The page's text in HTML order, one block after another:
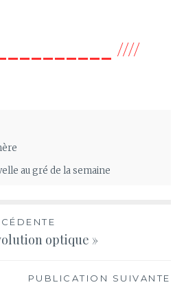
////
au gré de la semaine
optique »
PUBLICATION SUIVANTE